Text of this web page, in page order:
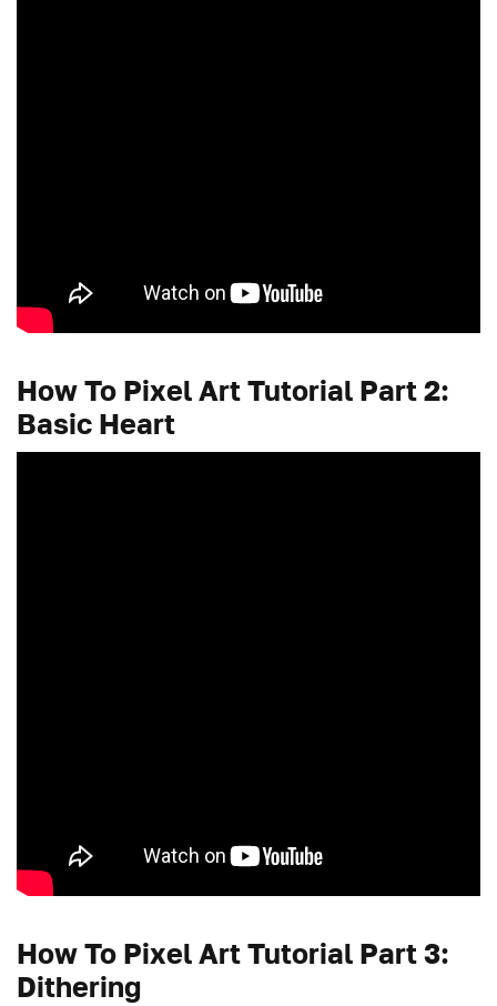
How To Pixel Art Tutorial Part 2:
Basic Heart
How To Pixel Art Tutorial Part 3:
Dithering